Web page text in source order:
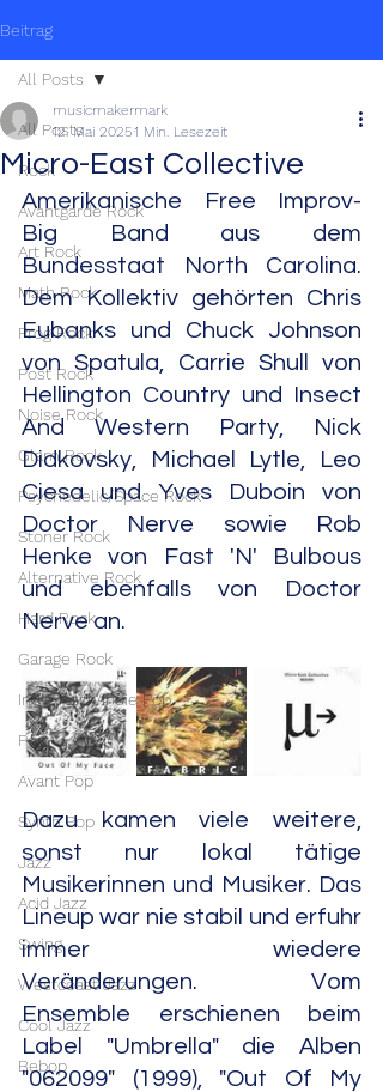
Beitrag
All Posts
Rock
Avantgarde Rock
Art Rock
Math Rock
Prog Rock
Post Rock
Noise Rock
Glam Rock
Psychedelic/Space Rock
Stoner Rock
Alternative Rock
Hard Rock
Garage Rock
Indie Rock/Indie Pop
Pop
Avant Pop
Synth Pop
Jazz
Acid Jazz
Swing
Westcoast Jazz
Cool Jazz
Bebop
All Posts
Micro-East Collective
musicmakermark
12. Mai 20251 Min. Lesezeit
Amerikanische Free Improv-
Big Band aus dem
Bundesstaat North Carolina.
Dem Kollektiv gehörten Chris
Eubanks und Chuck Johnson
von Spatula, Carrie Shull von
Hellington Country und Insect
And Western Party, Nick
Didkovsky, Michael Lytle, Leo
Ciesa und Yves Duboin von
Doctor Nerve sowie Rob
Henke von Fast 'N' Bulbous
und ebenfalls von Doctor
Nerve an.
Dazu kamen viele weitere,
sonst nur lokal tätige
Musikerinnen und Musiker. Das
Lineup war nie stabil und erfuhr
immer wiedere
Veränderungen. Vom
Ensemble erschienen beim
Label "Umbrella" die Alben
"062099" ‎(1999), "Out Of My